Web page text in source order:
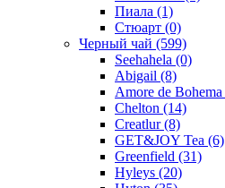
Пиала (1)
Стюарт (0)
Черный чай (599)
Seehahela (0)
Abigail (8)
Amore de Bohema
Chelton (14)
Creatlur(8)
GET&JOY Tea (6)
Greenfield (31)
Hyleys (20)